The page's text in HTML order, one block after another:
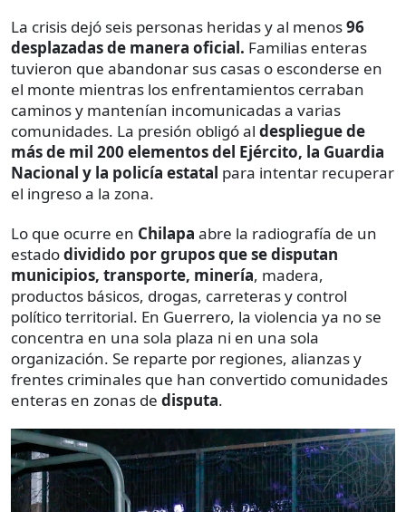
La crisis dejó seis personas heridas y al menos96
desplazadas de manera oficial. Familias enteras
tuvieron que abandonar sus casas o esconderse en
el monte mientras los enfrentamientos cerraban
caminos y mantenían incomunicadas a varias
comunidades. La presión obligó al despliegue de
más de mil 200 elementos del Ejército, la Guardia
Nacional y la policía estatal para intentar recuperar
el ingreso a la zona.
Lo que ocurre en Chilapa abre la radiografía de un
estadodividido por grupos que se disputan
municipios, transporte, minería, madera,
productos básicos, drogas, carreteras y control
político territorial. En Guerrero, la violencia ya no se
concentra en una sola plaza ni en una sola
organización. Se reparte por regiones, alianzas y
frentes criminales que han convertido comunidades
enteras en zonas de disputa.